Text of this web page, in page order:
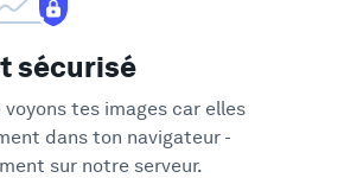
sécurisé
tes images car elles
dans ton navigateur -
sur notre serveur.